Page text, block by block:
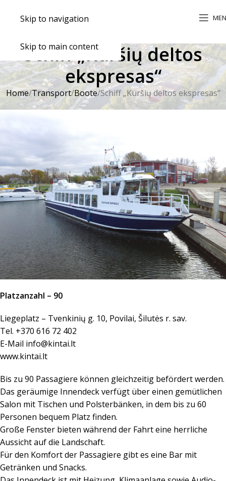
Skip to navigation
Skip to main content
Schiff „Kuršių deltos
ekspresas“
Home Transport Boote Schiff „Kuršių deltos ekspresas“
Platzanzahl – 90
Liegeplatz – Tvenkinių g. 10, Povilai, Šilutės r. sav.
Tel. +370 616 72 402
E-Mail info@kintai.lt
www.kintai.lt
Bis zu 90 Passagiere können gleichzeitig befördert werden.
Das geräumige Innendeck verfügt über einen gemütlichen
Salon mit Tischen und Polsterbänken, in dem bis zu 60
Personen bequem Platz finden.
Große Fenster bieten während der Fahrt eine herrliche
Aussicht auf die Landschaft.
Für den Komfort der Passagiere gibt es eine Bar mit
Getränken und Snacks.